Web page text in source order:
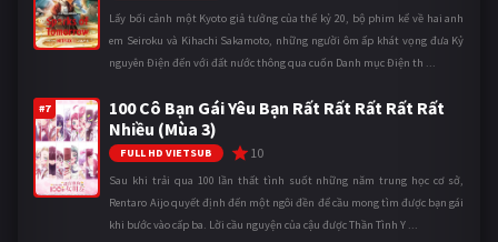
Lấy bối cảnh một Kyoto giả tưởng của thế kỷ 20, bộ phim kể về hai anh
em Seiroku và Kihachi Sakamoto, những người ôm ấp khát vọng đưa Kỷ
nguyên Điện đến với đất nước thông qua cuốn Danh mục Điện th ...
#7
100 Cô Bạn Gái Yêu Bạn Rất Rất Rất Rất Rất
Nhiều (Mùa 3)
FULL HD VIETSUB 10
Sau khi trải qua 100 lần thất tình suốt những năm trung học cơ sở,
Rentaro Aijo quyết định đến một ngôi đền để cầu mong tìm được bạn gái
khi bước vào cấp ba. Lời cầu nguyện của cậu được Thần Tình Y ...